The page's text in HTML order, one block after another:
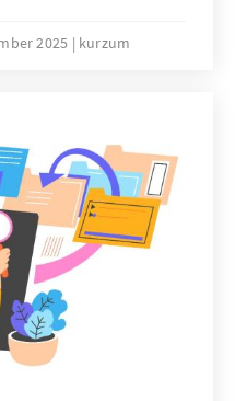
engagieren
und
Soldaten bei
2025 kurzum